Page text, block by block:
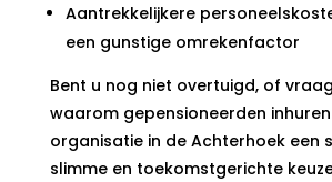
Aantrekkelijkere
een gunstige omrekenfactor
Bent u nog niet overtuigd, of
waarom gepensioneerden
organisatie in de Achterhoek een
slimme en toekomstgerichte